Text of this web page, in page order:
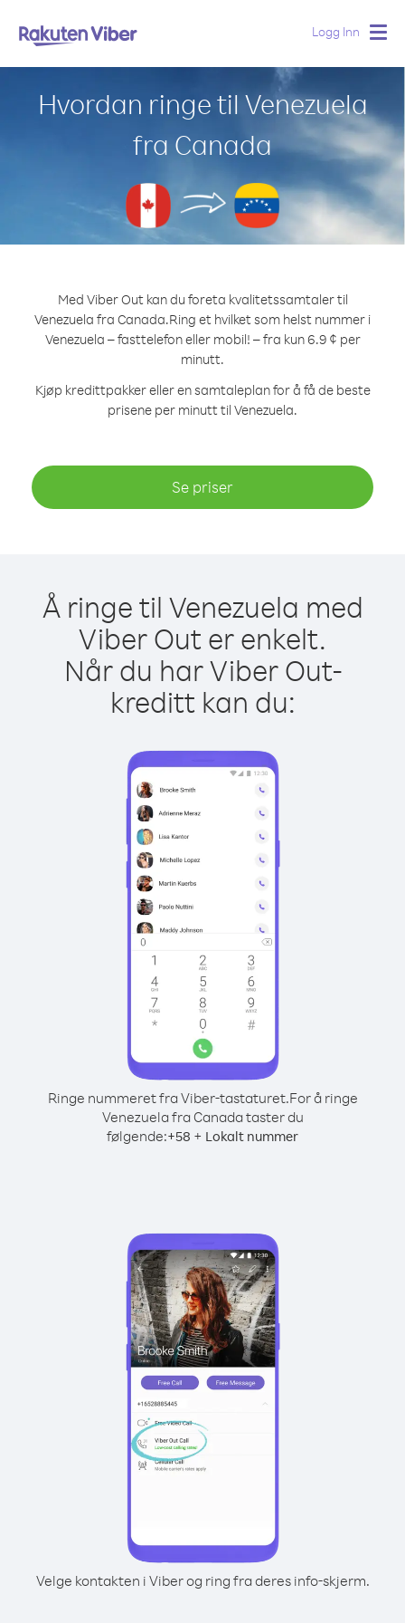
Logg Inn
Hvordan ringe til Venezuela
fra Canada
Med Viber Out kan du foreta kvalitetssamtaler til
Venezuela fra Canada.Ring et hvilket som helst nummer i
Venezuela – fasttelefon eller mobil! – fra kun 6.9 ¢ per
minutt.
Kjøp kredittpakker eller en samtaleplan for å få de beste
prisene per minutt til Venezuela.
Se priser
Å ringe til Venezuela med
Viber Out er enkelt.
Når du har Viber Out-
kreditt kan du:
Ringe nummeret fra Viber-tastaturet.For å ringe
Venezuela fra Canada taster du
følgende:+58 + Lokalt nummer
Velge kontakten i Viber og ring fra deres info-skjerm.